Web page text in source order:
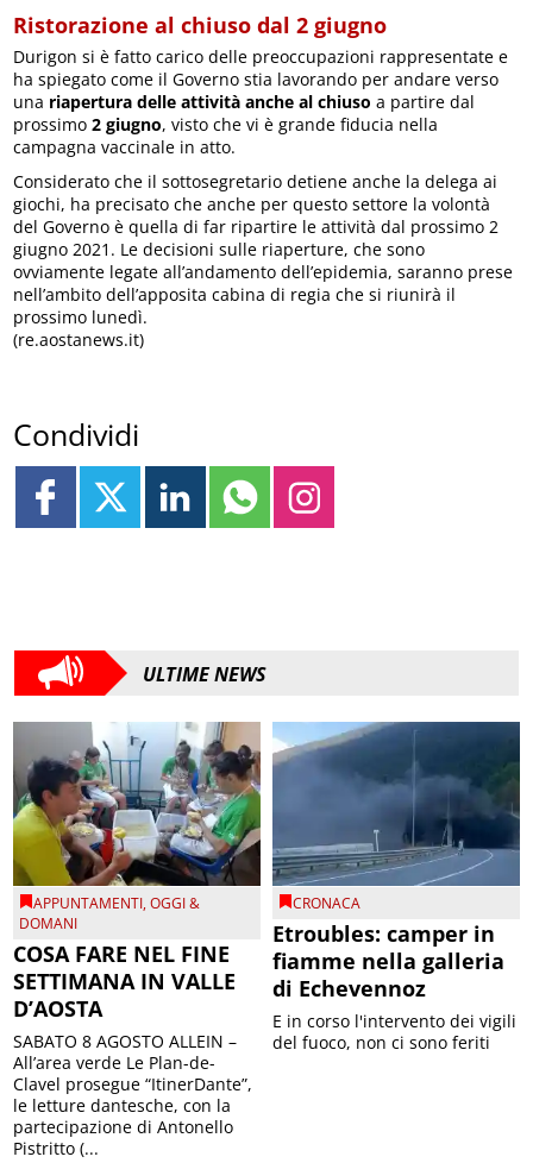
Ristorazione al chiuso dal 2 giugno
Durigon si è fatto carico delle preoccupazioni rappresentate e
ha spiegato come il Governo stia lavorando per andare verso
una riapertura delle attività anche al chiuso a partire dal
prossimo2 giugno, visto che vi è grande fiducia nella
campagna vaccinale in atto.
Considerato che il sottosegretario detiene anche la delega ai
giochi, ha precisato che anche per questo settore la volontà
del Governo è quella di far ripartire le attività dal prossimo 2
giugno 2021. Le decisioni sulle riaperture, che sono
ovviamente legate all’andamento dell’epidemia, saranno prese
nell’ambito dell’apposita cabina di regia che si riunirà il
prossimo lunedì.
(re.aostanews.it)
Condividi
ULTIME NEWS
APPUNTAMENTI,OGGI &
DOMANI
COSA FARE NEL FINE
SETTIMANA IN VALLE
D’AOSTA
SABATO 8 AGOSTO ALLEIN –
All’area verde Le Plan-de-
Clavel prosegue “ItinerDante”,
le letture dantesche, con la
partecipazione di Antonello
Pistritto (...
CRONACA
Etroubles: camper in
fiamme nella galleria
di Echevennoz
E in corso l'intervento dei vigili
del fuoco, non ci sono feriti